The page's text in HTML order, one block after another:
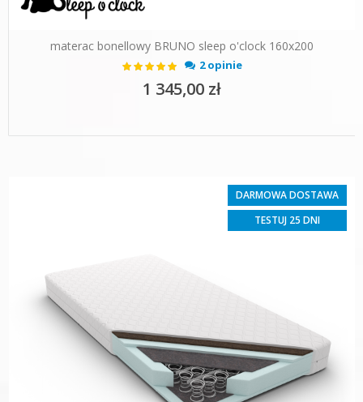
materac bonellowy BRUNO sleep o'clock 160x200
Ocena:
100%
2 opinie
1 345,00 zł
DARMOWA DOSTAWA
TESTUJ 25 DNI